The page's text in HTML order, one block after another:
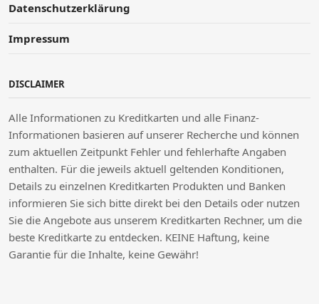
Datenschutzerklärung
Impressum
DISCLAIMER
Alle Informationen zu Kreditkarten und alle Finanz-
Informationen basieren auf unserer Recherche und können
zum aktuellen Zeitpunkt Fehler und fehlerhafte Angaben
enthalten. Für die jeweils aktuell geltenden Konditionen,
Details zu einzelnen Kreditkarten Produkten und Banken
informieren Sie sich bitte direkt bei den Details oder nutzen
Sie die Angebote aus unserem Kreditkarten Rechner, um die
beste Kreditkarte zu entdecken. KEINE Haftung, keine
Garantie für die Inhalte, keine Gewähr!